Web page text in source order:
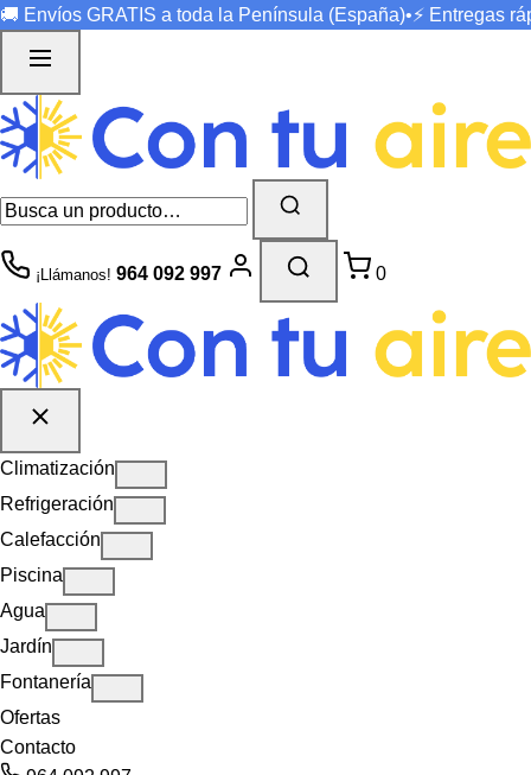
🚚 Envíos GRATIS a toda la Península (España)•⚡ Entregas
¡Llámanos! 964 092 997 0
Climatización
Refrigeración
Calefacción
Piscina
Agua
Jardín
Fontanería
Ofertas
Contacto